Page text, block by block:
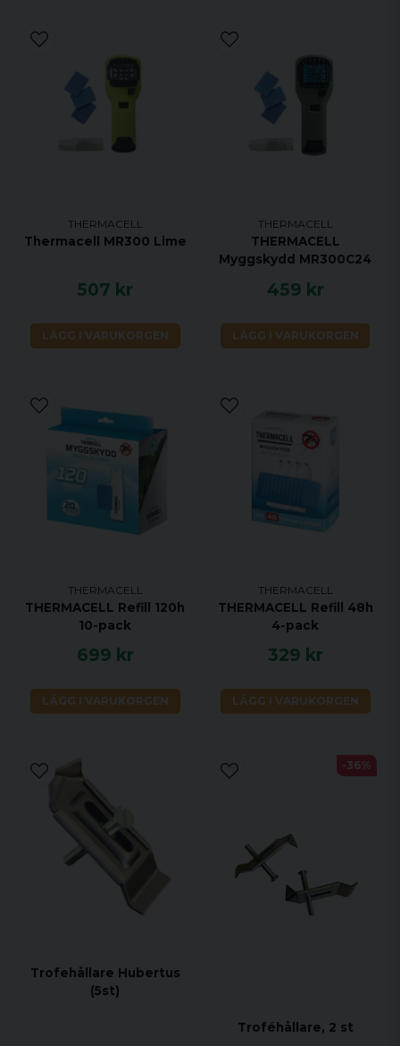
THERMACELL
Thermacell MR300 Lime
507 kr
LÄGG I VARUKORGEN
THERMACELL
THERMACELL
Myggskydd MR300C24
459 kr
LÄGG I VARUKORGEN
THERMACELL
THERMACELL Refill 120h
10-pack
699 kr
LÄGG I VARUKORGEN
THERMACELL
THERMACELL Refill 48h
4-pack
329 kr
LÄGG I VARUKORGEN
Trofehållare Hubertus
(5st)
Troféhållare, 2 st
-36%